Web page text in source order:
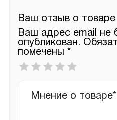
Ваш отзыв о товаре
Ваш адрес email не
опубликован.
помечены *
Ваша
оценка
отзыв